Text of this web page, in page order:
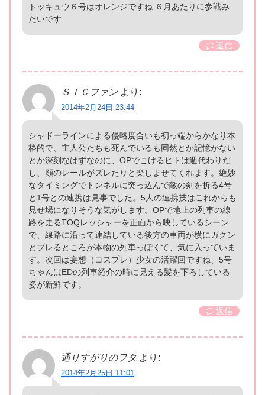
トッキュウ６号はオレンジですね ６月あたりに参戦み
たいです
返信
ＳＩＣファン より:
2014年2月24日 23:44
シャドーラインによる侵略度合いも初っ端からかなり本
格的で、主人公たちも死んでいるも同然とか記憶がない
とか深刻なはずなのに、OPでこけるヒトは週代わりだ
し、顔のレールがズレたりと楽しませてくれます。絶妙
なタイミングでトンネルに突っ込んで敵の剣を折る4号
と1号との連携は見事でした。5人の連携技はこれからも
見せ場になりそうな気がします。OPで地上の列車の線
路を走るTOQレッシャーを正面から映しているシーン
で、線路に沿って連結している後方の車両が横にガクン
とブレるところが本物の列車っぽくて、気に入っていま
す。次回は妄想（コスプレ）少女の活躍回ですね、5号
ちゃんはEDの列車紹介の時に見える髪を下ろしている
姿が新鮮です。
返信
通りすがりのヲタ より:
2014年2月25日 11:01